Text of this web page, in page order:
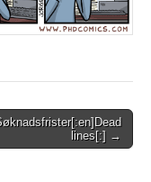
lines[:] →